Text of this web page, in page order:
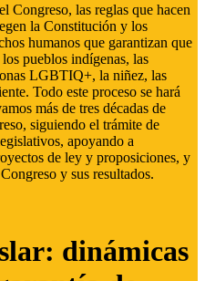
Congreso, las reglas que hacen
la Constitución y los
humanos que garantizan que
pueblos indígenas, las
LGBTIQ+, la niñez, las
Todo este proceso se hará
más de tres décadas de
siguiendo el trámite de
apoyando a
de ley y proposiciones, y
y sus resultados.
dinámicas